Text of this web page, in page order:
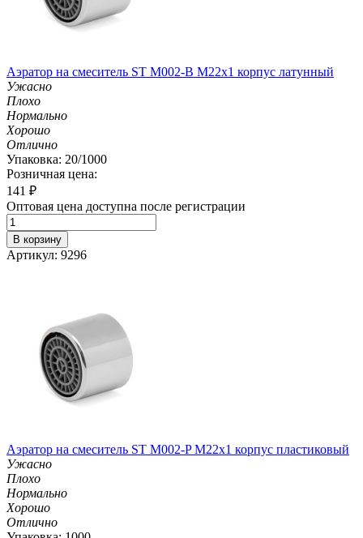
Аэратор на смеситель ST М002-B М22х1 корпус латунный
Ужасно
Плохо
Нормально
Хорошо
Отлично
Упаковка: 20/1000
Розничная цена:
141 ₽
Оптовая цена доступна после регистрации
В корзину
Артикул: 9296
Аэратор на смеситель ST М002-P М22х1 корпус пластиковый
Ужасно
Плохо
Нормально
Хорошо
Отлично